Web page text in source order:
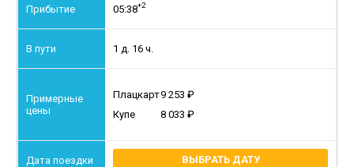
05:38+2
1 д. 16 ч.
Плацкарт9 253
Купе
8 033
ВЫБРАТЬ ДАТУ